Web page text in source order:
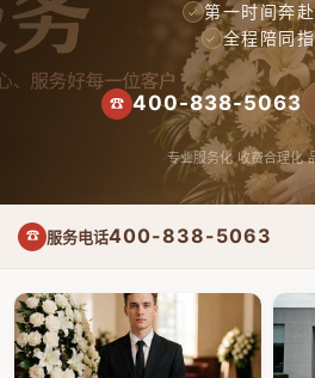
✓ 第一时间奔
✓ 全程陪同
☎ 400-838-5063
专业服务化 收费合理化
☎ 服务电话400-838-5063